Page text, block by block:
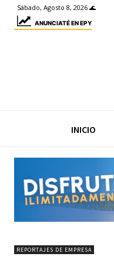
Sábado, Agosto 8, 2026 🌊
ANUNCIATÉ EN EPY
INICIO
REPORTAJES DE EMPRESA